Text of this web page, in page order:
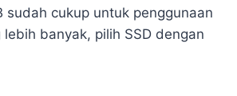
sudah cukup untuk penggunaan
banyak, pilih SSD dengan